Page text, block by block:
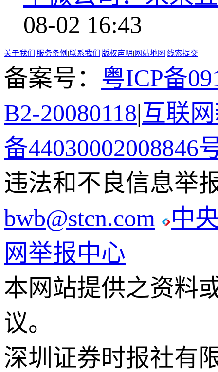
08-02 16:43
关于我们 |服务条例 |联系我们 |版权声明| 网站地图 |线索提交
备案号： 粤ICP备
B2-20080118|互联
备44030002008846
违法和不良信息举
bwb@stcn.com
中
网举报中心
本网站提供之资料
议。
深圳证券时报社有